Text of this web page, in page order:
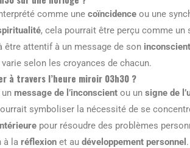
comme une coïncidence ou une
, cela pourrait être perçu comme un
être attentif à un message de son inconscient
selon les croyances de chacun.
à travers l’heure miroir 03h30 ?
message de l’inconscient ou un signe de
symboliser la nécessité de se
pour résoudre des problèmes
à la réflexion et au développement personnel .